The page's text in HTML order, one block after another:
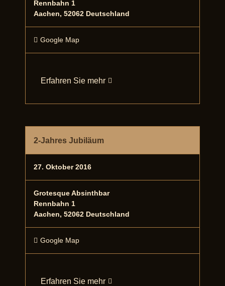
Rennbahn 1
Aachen, 52062 Deutschland
Google Map
Erfahren Sie mehr
2-Jahres Jubiläum
27. Oktober 2016
Grotesque Absinthbar
Rennbahn 1
Aachen, 52062 Deutschland
Google Map
Erfahren Sie mehr